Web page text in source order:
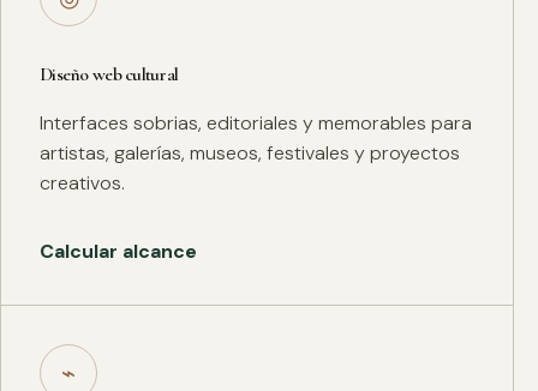
Diseño web cultural
Interfaces sobrias, editoriales y memorables para
artistas, galerías, museos, festivales y proyectos
creativos.
Calcular alcance
⌁